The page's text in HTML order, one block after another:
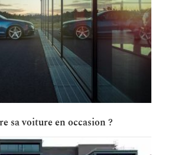
sa voiture en occasion ?